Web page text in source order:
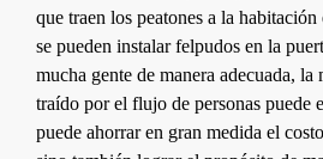
que traen los peatones a la habitación
se pueden instalar felpudos en la
mucha gente de manera adecuada,
traído por el flujo de personas puede
puede ahorrar en gran medida el